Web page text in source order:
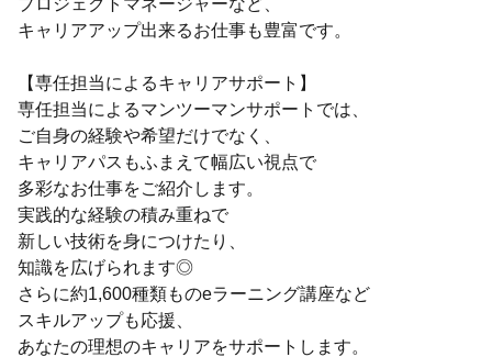
プロジェクトマネージャーなど、
キャリアアップ出来るお仕事も豊富です。
【専任担当によるキャリアサポート】
専任担当によるマンツーマンサポートでは、
ご自身の経験や希望だけでなく、
キャリアパスもふまえて幅広い視点で
多彩なお仕事をご紹介します。
実践的な経験の積み重ねで
新しい技術を身につけたり、
知識を広げられます◎
さらに約1,600種類ものeラーニング講座など
スキルアップも応援、
あなたの理想のキャリアをサポートします。